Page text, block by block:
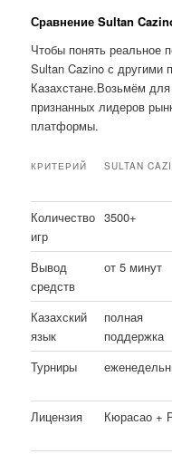
Сравнение Sultan
Чтобы понять реальное
Sultan Cazino с
Казахстане.Возьмём
признанных лидеров
платформы.
КРИТЕРИЙ SULTAN
Количество
игр
3500+
Вывод
средств
от 5 минут
Казахский
язык
полная
поддержка
Турниры
Лицензия
Кюрасао +